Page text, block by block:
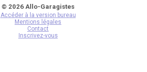
© 2026 Allo-Garagistes
Accéder à la version bureau
Mentions légales
Contact
Inscrivez-vous